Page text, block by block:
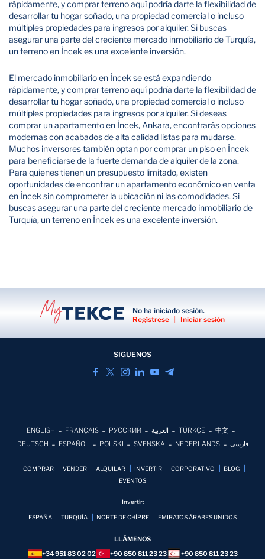
rápidamente, y comprar terreno aquí podría darte la flexibilidad de
desarrollar tu hogar soñado, una propiedad comercial o incluso
múltiples propiedades para ingresos por alquiler. Si buscas
asegurar una parte del creciente mercado inmobiliario de Turquía,
un terreno en İncek es una excelente inversión.
El mercado inmobiliario en İncek se está expandiendo
rápidamente, y comprar terreno aquí podría darte la flexibilidad de
desarrollar tu hogar soñado, una propiedad comercial o incluso
múltiples propiedades para ingresos por alquiler. Si deseas
comprar un apartamento en İncek, Ankara, encontrarás opciones
modernas con acabados de alta calidad listas para mudarse.
Muchos inversores también optan por comprar un piso en İncek
para beneficiarse de la fuerte demanda de alquiler de la zona.
Para quienes tienen un presupuesto limitado, existen
oportunidades de encontrar un apartamento económico en venta
en İncek sin comprometer la ubicación ni las comodidades. Si
buscas asegurar una parte del creciente mercado inmobiliario de
Turquía, un terreno en İncek es una excelente inversión.
No ha iniciado sesión.
Regístrese
Iniciar sesión
SIGUENOS
ENGLISH FRANÇAIS РУССКИЙ العربية TÜRKÇE
中文
DEUTSCH
ESPAÑOL POLSKI SVENSKA NEDERLANDS فارسی
COMPRAR VENDER ALQUILAR INVERTIR CORPORATIVO
BLOG
EVENTOS
Invertir:
ESPAÑA TURQUÍA NORTE DE CHİPRE EMIRATOS ÁRABES UNIDOS
LLÁMENOS
+34 951 83 02 02
+90 850 811 23 23 +90 850 811 23 23